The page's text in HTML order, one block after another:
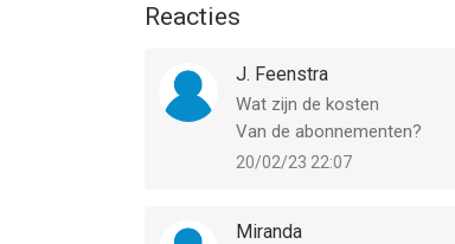
Reacties
J. Feenstra
Wat zijn de kosten
Van de abonnementen?
20/02/23 22:07
Miranda